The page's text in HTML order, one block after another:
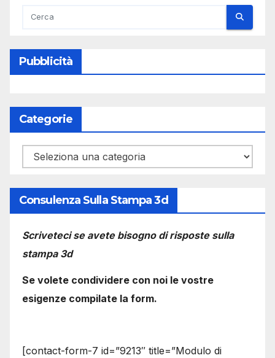
Pubblicità
Categorie
Categorie
Consulenza Sulla Stampa 3d
Scriveteci se avete bisogno di risposte sulla
stampa 3d
Se volete condividere con noi le vostre
esigenze compilate la form.
[contact-form-7 id=”9213″ title=”Modulo di